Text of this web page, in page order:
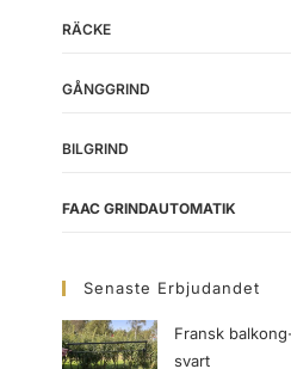
RÄCKE
GÅNGGRIND
BILGRIND
FAAC GRINDAUTOMATIK
Senaste Erbjudandet
Fransk
svart